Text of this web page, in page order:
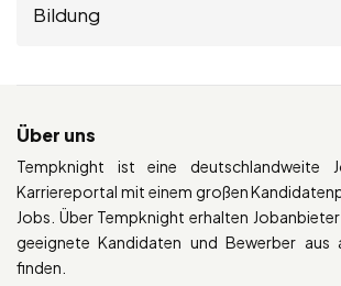
Bildung
Über uns
Tempknight ist eine deutschlandweite
Karriereportal mit einem großen
Jobs. Über Tempknight erhalten
geeignete Kandidaten und Bewerber aus
finden.